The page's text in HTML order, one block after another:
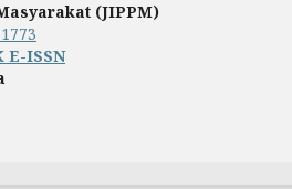
(JIPPM)
E-ISSN